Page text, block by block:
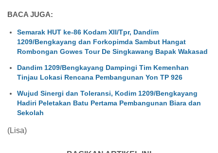
BACA JUGA:
Semarak HUT ke-86 Kodam XII/Tpr, Dandim
1209/Bengkayang dan Forkopimda Sambut Hangat
Rombongan Gowes Tour De Singkawang Bapak Wakasad
Dandim 1209/Bengkayang Dampingi Tim Kemenhan
Tinjau Lokasi Rencana Pembangunan Yon TP 926
Wujud Sinergi dan Toleransi, Kodim 1209/Bengkayang
Hadiri Peletakan Batu Pertama Pembangunan Biara dan
Sekolah
(Lisa)